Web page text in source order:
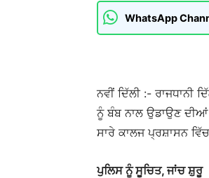
WhatsApp
ਨਵੀਂ ਦਿੱਲੀ :- ਰਾਜਧਾਨੀ
ਨੂੰ ਬੰਬ ਨਾਲ ਉਡਾਉਣ
ਸਾਰੇ ਕਾਲਜ ਪ੍ਰਸ਼ਾਸਨ
ਪੁਲਿਸ ਨੂੰ ਸੂਚਿਤ, ਜਾਂਚ ਸ਼ੁਰੂ